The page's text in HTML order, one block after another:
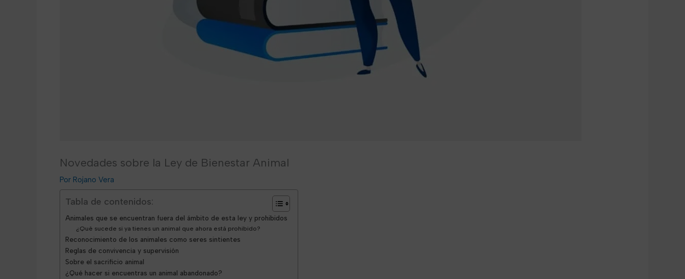
Novedades sobre la Ley de Bienestar Animal
Rojano Vera
Tabla de contenidos:
Animales que se encuentran fuera del ámbito de esta ley y prohibidos
¿Qué sucede si ya tienes un animal que ahora está prohibido?
Reconocimiento de los animales como seres sintientes
Reglas de convivencia y supervisión
Sobre el sacrificio animal
¿Qué hacer si encuentras un animal abandonado?